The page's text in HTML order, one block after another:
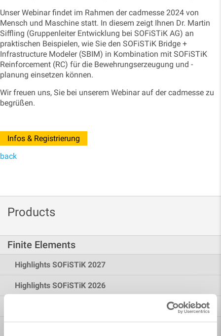
Unser Webinar findet im Rahmen der cadmesse 2024 von
Mensch und Maschine statt. In diesem zeigt Ihnen Dr. Martin
Siffling (Gruppenleiter Entwicklung bei SOFiSTiK AG) an
praktischen Beispielen, wie Sie den SOFiSTiK Bridge +
Infrastructure Modeler (SBIM) in Kombination mit SOFiSTiK
Reinforcement (RC) für die Bewehrungserzeugung und -
planung einsetzen können.
Wir freuen uns, Sie bei unserem Webinar auf der cadmesse zu
begrüßen.
Infos & Registrierung
back
Products
Finite Elements
Highlights SOFiSTiK 2027
Highlights SOFiSTiK 2026